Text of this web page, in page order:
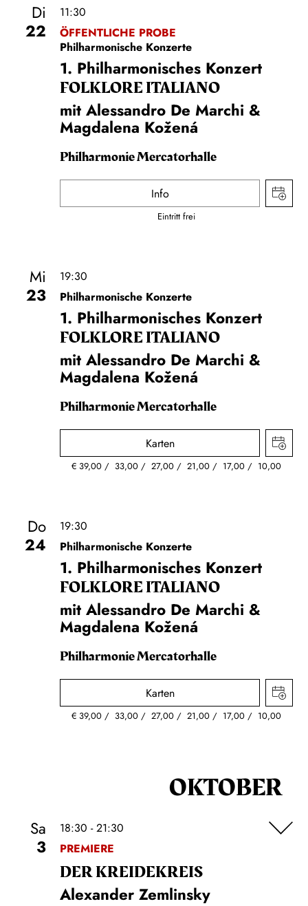
Di
22
11:30
ÖFFENTLICHE PROBE
Philharmonische Konzerte
1. Philharmonisches Konzert
FOLKLORE ITALIANO
mit Alessandro De Marchi &
Magdalena Kožená
Philharmonie Mercatorhalle
Info
Eintritt frei
Mi
23
19:30
Philharmonische Konzerte
1. Philharmonisches Konzert
FOLKLORE ITALIANO
mit Alessandro De Marchi &
Magdalena Kožená
Philharmonie Mercatorhalle
Karten
€ 39,00 33,00 27,00 21,00 17,00 10,00
Do
24
19:30
Philharmonische Konzerte
1. Philharmonisches Konzert
FOLKLORE ITALIANO
mit Alessandro De Marchi &
Magdalena Kožená
Philharmonie Mercatorhalle
Karten
€ 39,00 33,00 27,00 21,00 17,00 10,00
OKTOBER
Sa
3
18:30 - 21:30
PREMIERE
DER KREIDE­KREIS
Alexander Zemlinsky